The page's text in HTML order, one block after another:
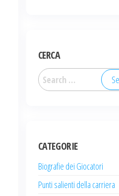
CERCA
Search
for:
CATEGORIE
Biografie dei Giocatori
Punti salienti della carriera